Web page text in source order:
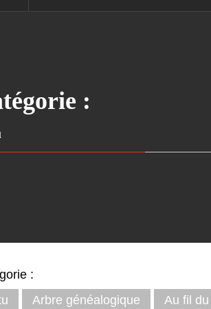
:
:
Arbre généalogique Au fil